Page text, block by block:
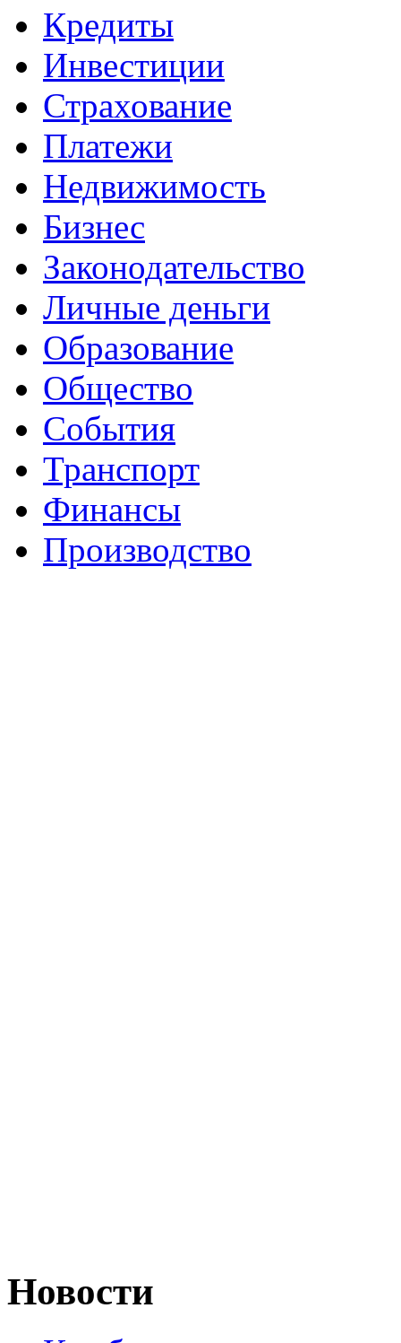
Кредиты
Инвестиции
Страхование
Платежи
Недвижимость
Бизнес
Законодательство
Личные деньги
Образование
Общество
События
Транспорт
Финансы
Производство
Новости